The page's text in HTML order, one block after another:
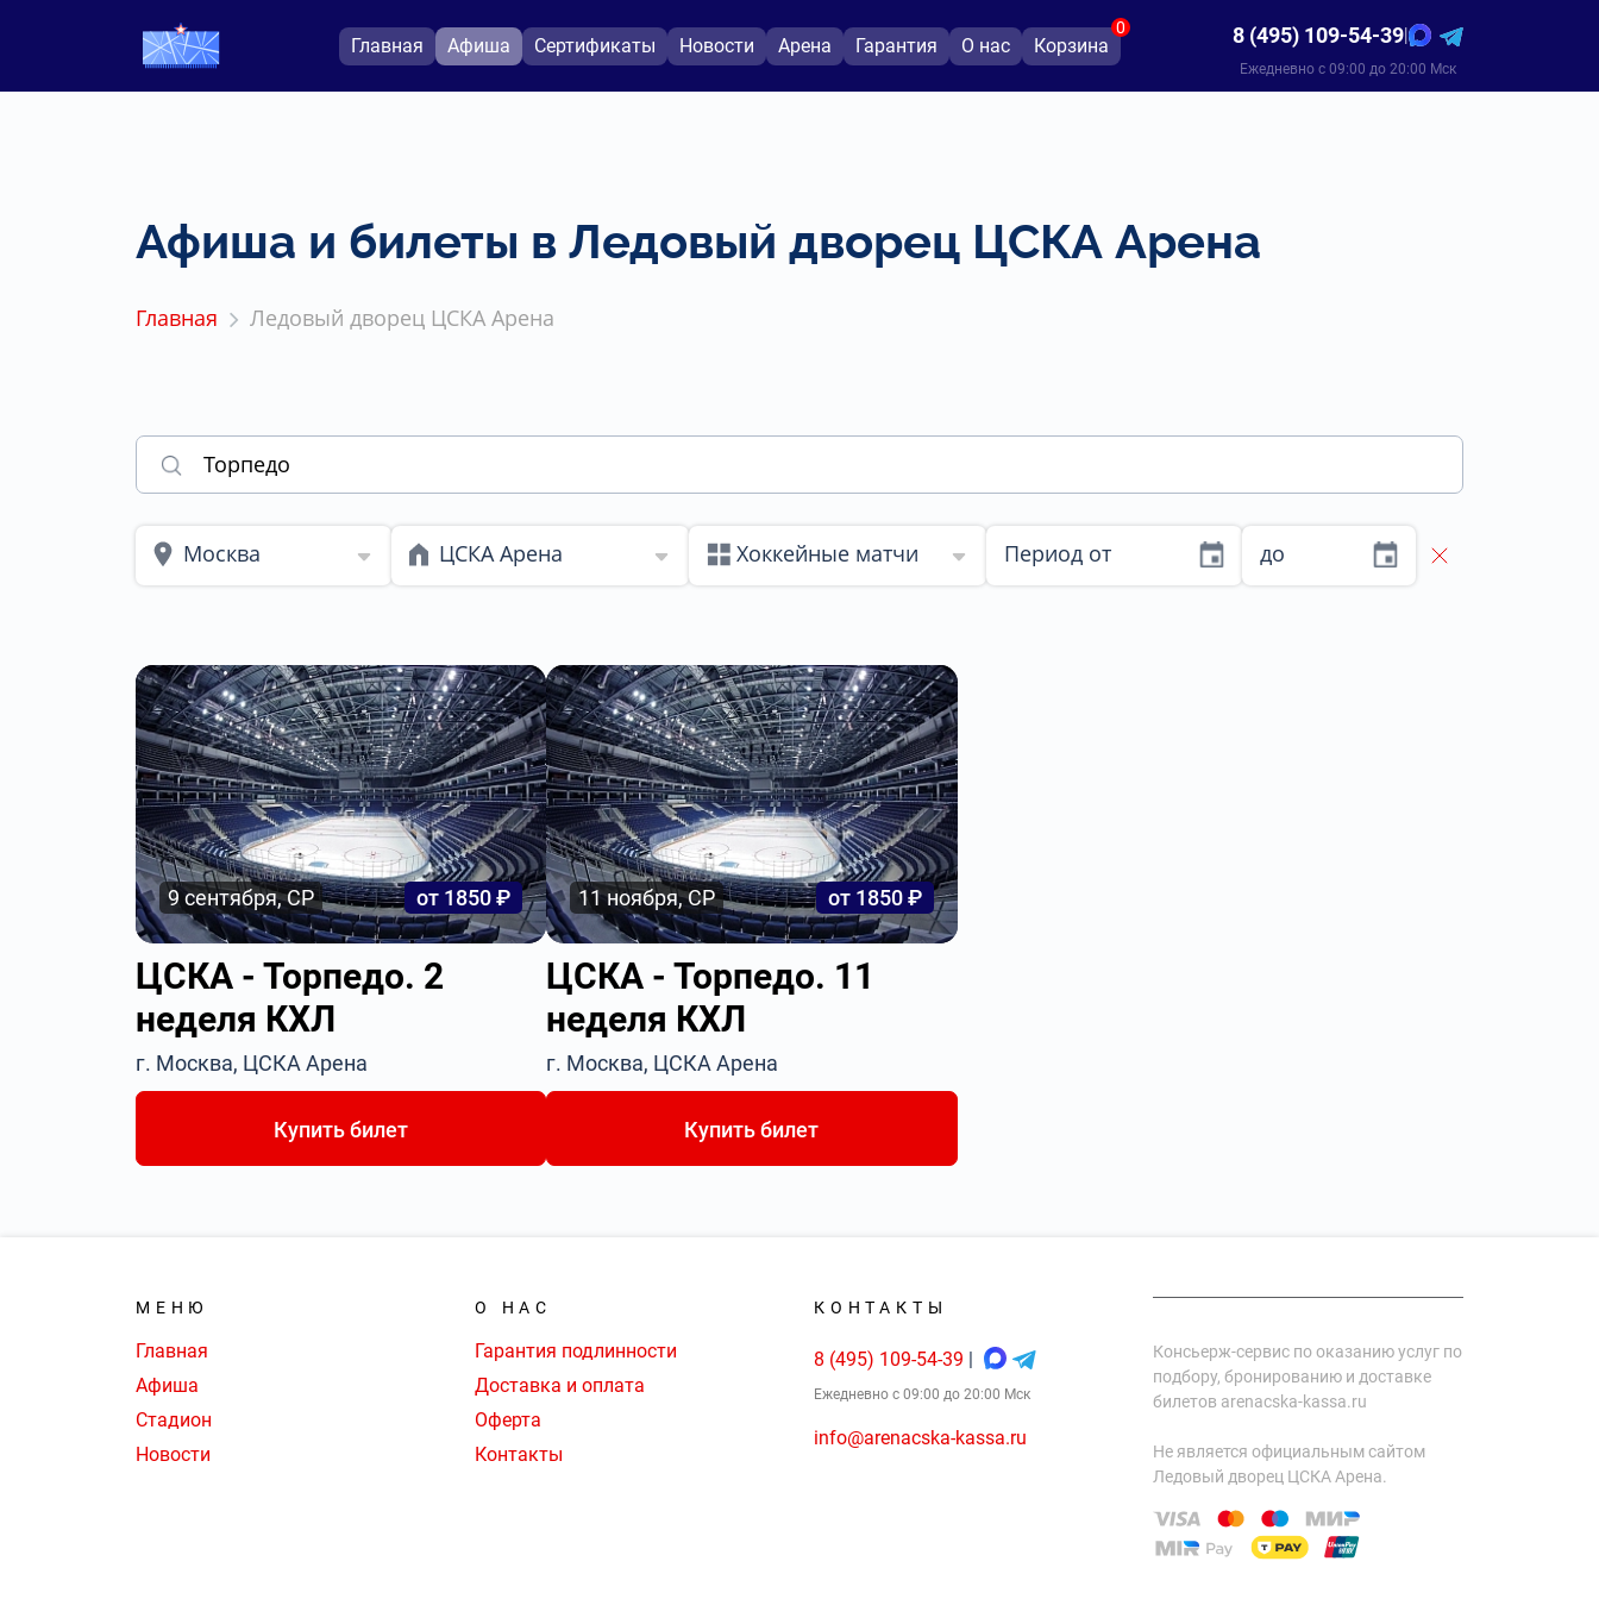
Главная Афиша Сертификаты Новости Арена Гарантия О нас Корзина
0 8 (495) 109-54-39|
Ежедневно с 09:00 до 20:00 Мск
Афиша и билеты в Ледовый дворец ЦСКА Арена
Главная Ледовый дворец ЦСКА Арена
Москва ЦСКА Арена Хоккейные матчи Период от до
9 сентября, СР от 1850 ₽
ЦСКА - Торпедо. 2
неделя КХЛ
г. Москва, ЦСКА Арена
Купить билет
11 ноября, СР от 1850 ₽
ЦСКА - Торпедо. 11
неделя КХЛ
г. Москва, ЦСКА Арена
Купить билет
МЕНЮ
Главная
Афиша
Стадион
Новости
О НАС
Гарантия подлинности
Доставка и оплата
Оферта
Контакты
КОНТАКТЫ
8 (495) 109-54-39 |
Ежедневно с 09:00 до 20:00 Мск
info@arenacska-kassa.ru
Консьерж-сервис по оказанию услуг по
подбору, бронированию и доставке
билетов arenacska-kassa.ru
Не является официальным сайтом
Ледовый дворец ЦСКА Арена.